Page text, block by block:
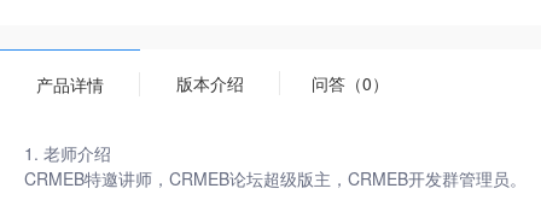
产品详情 版本介绍 问答（0）
1. 老师介绍
CRMEB特邀讲师，CRMEB论坛超级版主，CRMEB开发群管理员。